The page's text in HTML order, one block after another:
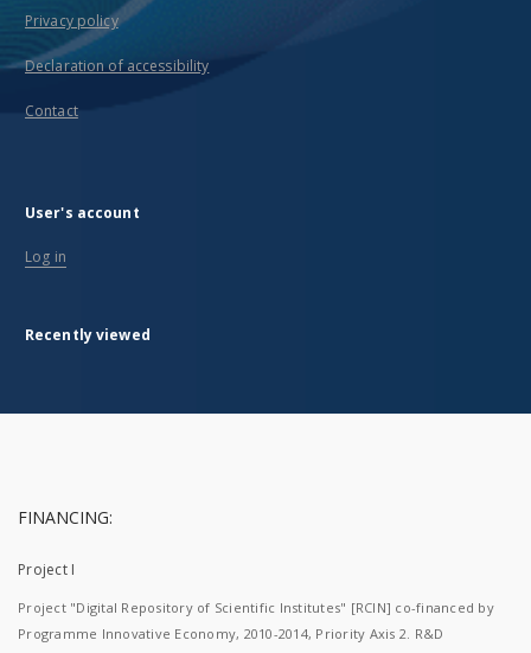
Privacy policy
Declaration of accessibility
Contact
User's account
Log in
Recently viewed
FINANCING:
Project I
Project "Digital Repository of Scientific Institutes" [RCIN] co-financed by
Programme Innovative Economy, 2010-2014, Priority Axis 2. R&D